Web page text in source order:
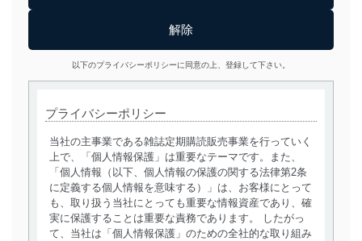
以下のプライバシーポリシーに同意の上、登録して下さい。
プライバシーポリシー
当社の主事業である雑誌定期購読販売事業を行っていく
上で、「個人情報保護」は重要なテーマです。また、
「個人情報（以下、個人情報の保護の関する法律第2条
に定義する個人情報を意味する）」は、お客様にとって
も、取り扱う当社にとっても重要な情報資産であり、確
実に保護することは重要な責務であります。 したがっ
て、当社は「個人情報保護」のための全社的な取り組み